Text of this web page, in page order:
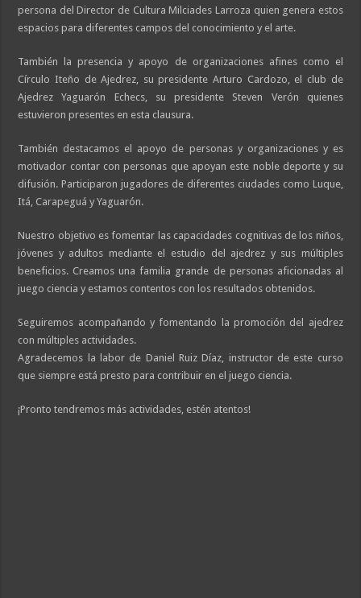
persona del Director de Cultura Milciades Larroza quien genera estos
espacios para diferentes campos del conocimiento y el arte.
También la presencia y apoyo de organizaciones afines como el
Círculo Iteño de Ajedrez, su presidente Arturo Cardozo, el club de
Ajedrez Yaguarón Echecs, su presidente Steven Verón quienes
estuvieron presentes en esta clausura.
También destacamos el apoyo de personas y organizaciones y es
motivador contar con personas que apoyan este noble deporte y su
difusión. Participaron jugadores de diferentes ciudades como Luque,
Itá, Carapeguá y Yaguarón.
Nuestro objetivo es fomentar las capacidades cognitivas de los niños,
jóvenes y adultos mediante el estudio del ajedrez y sus múltiples
beneficios. Creamos una familia grande de personas aficionadas al
juego ciencia y estamos contentos con los resultados obtenidos.
Seguiremos acompañando y fomentando la promoción del ajedrez
con múltiples actividades.
Agradecemos la labor de Daniel Ruiz Díaz, instructor de este curso
que siempre está presto para contribuir en el juego ciencia.
¡Pronto tendremos más actividades, estén atentos!